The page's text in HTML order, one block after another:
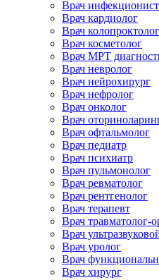
Врач инфекционист
Врач кардиолог
Врач колопроктолог
Врач косметолог
Врач МРТ
Врач невролог
Врач нейрохирург
Врач нефролог
Врач онколог
Врач
Врач офтальмолог
Врач педиатр
Врач психиатр
Врач пульмонолог
Врач ревматолог
Врач рентгенолог
Врач терапевт
Врач травматолог-
Врач
Врач уролог
Врач
Врач хирург